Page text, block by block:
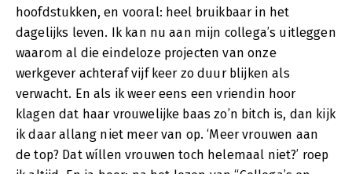
hoofdstukken, en vooral: heel bruikbaar in het
dagelijks leven. Ik kan nu aan mijn collega’s uitleggen
waarom al die eindeloze projecten van onze
werkgever achteraf vijf keer zo duur blijken als
verwacht. En als ik weer eens een vriendin hoor
klagen dat haar vrouwelijke baas zo’n bitch is, dan kijk
ik daar allang niet meer van op. ‘Meer vrouwen aan
de top? Dat wíllen vrouwen toch helemaal niet?’ roep